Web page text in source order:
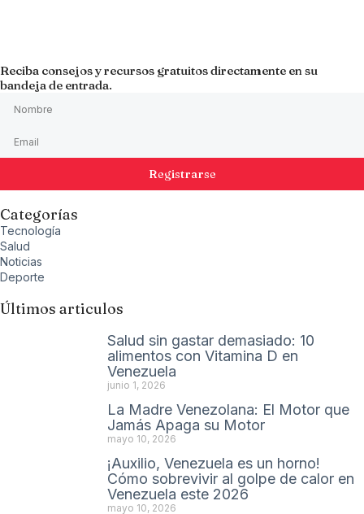
Reciba consejos y recursos gratuitos directamente en su
bandeja de entrada.
Registrarse
Categorías
Tecnología
Salud
Noticias
Deporte
Últimos articulos
Salud sin gastar demasiado: 10
alimentos con Vitamina D en
Venezuela
junio 1, 2026
La Madre Venezolana: El Motor que
Jamás Apaga su Motor
mayo 10, 2026
¡Auxilio, Venezuela es un horno!
Cómo sobrevivir al golpe de calor en
Venezuela este 2026
mayo 10, 2026